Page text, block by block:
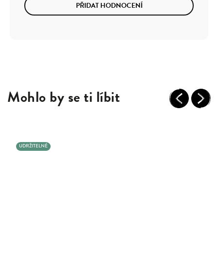
PŘIDAT HODNOCENÍ
Mohlo by se ti líbit Previous
UDRŽITELNÉ
Next